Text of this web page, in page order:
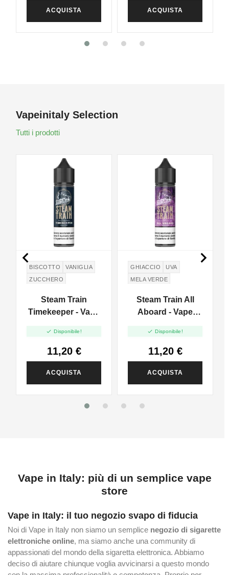
ACQUISTA ACQUISTA
Vapeinitaly Selection
Tutti i prodotti
BISCOTTO
VANIGLIA
ZUCCHERO
Steam Train
Timekeeper - Vape
 Disponibile!
11,20 €
ACQUISTA
GHIACCIO
UVA
MELA VERDE
Steam Train All
Aboard - Vape
 Disponibile!
11,20 €
ACQUISTA
 
Vape in Italy: più di un semplice vape
store
Vape in Italy: il tuo negozio svapo di fiducia
Noi di Vape in Italy non siamo un semplice negozio di sigarette
elettroniche online, ma siamo anche una community di
appassionati del mondo della sigaretta elettronica. Abbiamo
deciso di aiutare chiunque voglia avvicinarsi a questo mondo